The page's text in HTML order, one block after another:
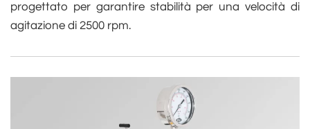
progettato per garantire stabilità per una velocità di
agitazione di 2500 rpm.